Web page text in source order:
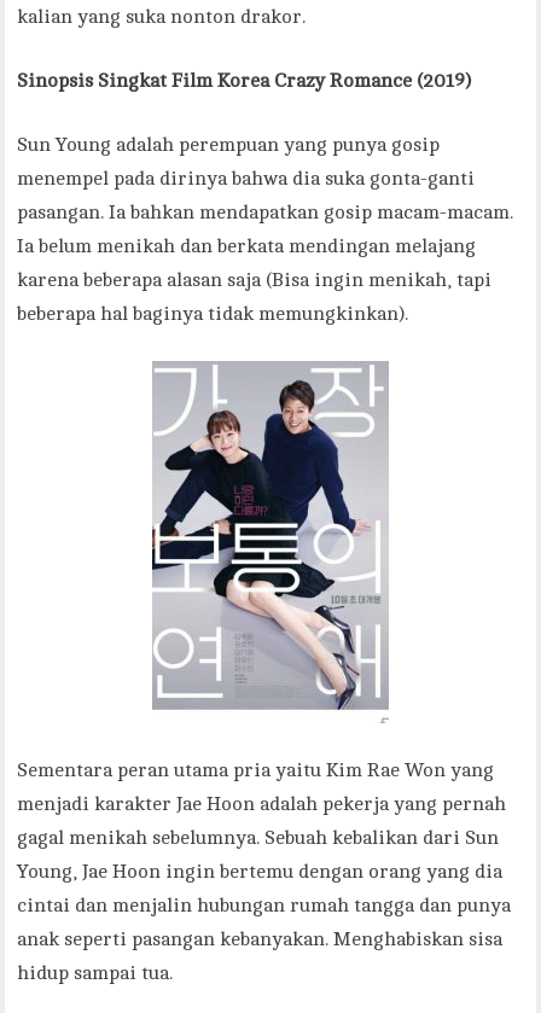
kalian yang suka nonton drakor.
Sinopsis Singkat Film Korea Crazy Romance (2019)
Sun Young adalah perempuan yang punya gosip
menempel pada dirinya bahwa dia suka gonta-ganti
pasangan. Ia bahkan mendapatkan gosip macam-macam.
Ia belum menikah dan berkata mendingan melajang
karena beberapa alasan saja (Bisa ingin menikah, tapi
beberapa hal baginya tidak memungkinkan).
Sementara peran utama pria yaitu Kim Rae Won yang
menjadi karakter Jae Hoon adalah pekerja yang pernah
gagal menikah sebelumnya. Sebuah kebalikan dari Sun
Young, Jae Hoon ingin bertemu dengan orang yang dia
cintai dan menjalin hubungan rumah tangga dan punya
anak seperti pasangan kebanyakan. Menghabiskan sisa
hidup sampai tua.